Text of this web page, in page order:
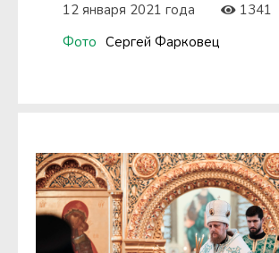
12 января 2021 года
1341
Фото Сергей Фарковец